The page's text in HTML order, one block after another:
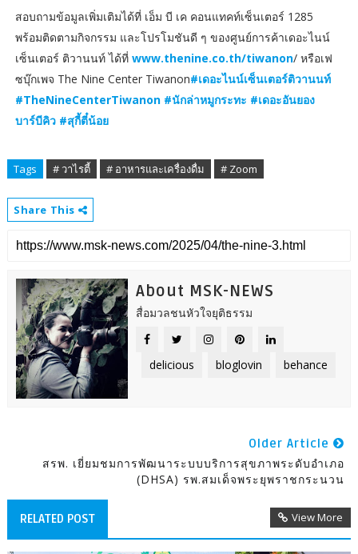
สอบถามข้อมูลเพิ่มเติมได้ที่ เอ็ม บี เค คอนแทคท์เซ็นเตอร์ 1285
พร้อมติดตามกิจกรรม และโปรโมชันดี ๆ ของศูนย์การค้าเดอะไนน์
เซ็นเตอร์ ติวานนท์ ได้ที่ www.thenine.co.th/tiwanon/ หรือเฟ
ซบุ๊กเพจ The Nine Center Tiwanon#เดอะไนน์เซ็นเตอร์ติวานนท์
#TheNineCenterTiwanon #นักล่าหมูกระทะ #เดอะอันยอง
บาร์บีคิว #สุกี้ตี๋น้อย
Tags # วาไรตี้ # อาหารและเครื่องดื่ม # Zoom
Share This
About MSK-NEWS
สื่อมวลชนหัวใจยุติธรรม
delicious bloglovin behance
Older Article
สรพ. เยี่ยมชมการพัฒนาระบบบริการสุขภาพระดับอำเภอ
(DHSA) รพ.สมเด็จพระยุพราชกระนวน
RELATED POST View More